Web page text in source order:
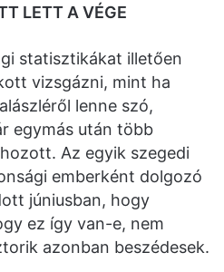
LETT A VÉGE
statisztikákat illetően
vizsgázni, mint ha
lenne szó,
egymás után több
Az egyik szegedi
emberként dolgozó
júniusban, hogy
ez így van-e, nem
azonban beszédesek.